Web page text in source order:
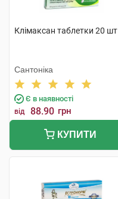
Клімаксан таблетки 20 шт
Сантоніка
Є в наявності
від 88.90 грн
КУПИТИ